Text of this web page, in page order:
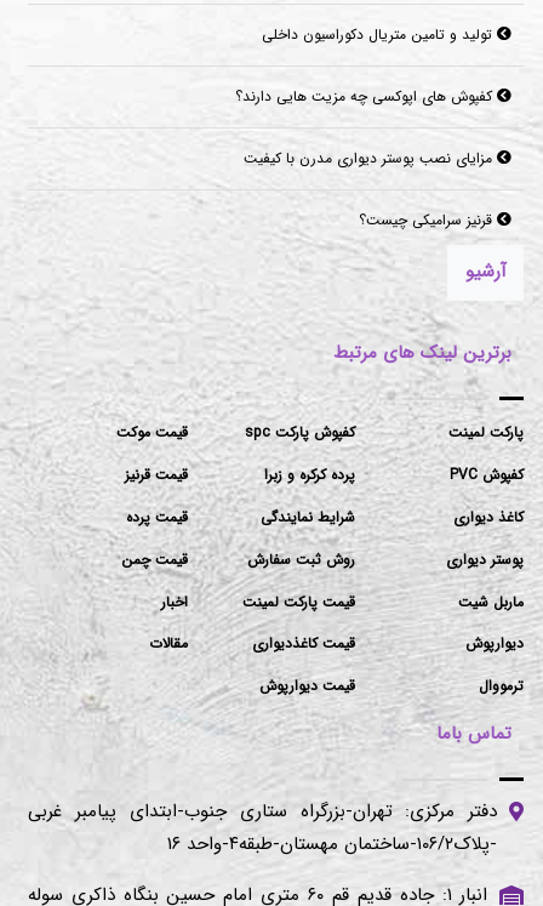
تولید و تامین متریال دکوراسیون داخلی
کفپوش های اپوکسی چه مزیت هایی دارند؟
مزایای نصب پوستر دیواری مدرن با کیفیت
قرنیز سرامیکی چیست؟
آرشیو
برترین لینک های مرتبط
پارکت لمینت
کفپوش PVC
کاغذ دیواری
پوستر دیواری
ماربل شیت
دیوارپوش
ترمووال
کفپوش پارکت spc
پرده کرکره و زبرا
شرایط نمایندگی
روش ثبت سفارش
قیمت پارکت لمینت
قیمت کاغذدیواری
قیمت دیوارپوش
قیمت موکت
قیمت قرنیز
قیمت پرده
قیمت چمن
اخبار
مقالات
تماس باما
دفتر مرکزی: تهران-بزرگراه ستاری جنوب-ابتدای پیامبر غربی
-پلاک۱۰۶/۲-ساختمان مهستان-طبقه۴-واحد ۱۶
انبار ۱: جاده قدیم قم ۶۰ متری امام حسین بنگاه ذاکری سوله